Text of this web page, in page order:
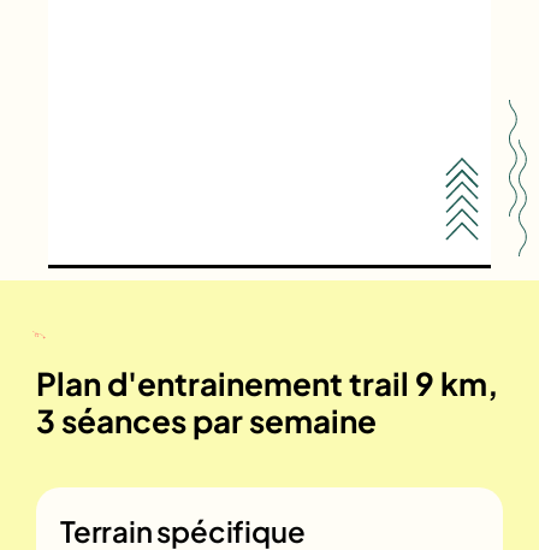
Plan d'entrainement trail 9 km,
3 séances par semaine
Terrain spécifique